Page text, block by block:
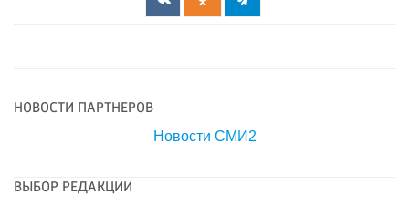
НОВОСТИ ПАРТНЕРОВ
Новости СМИ2
ВЫБОР РЕДАКЦИИ